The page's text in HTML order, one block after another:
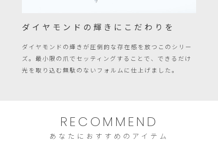
で
願
い
ま
す。
ダイヤモンドの輝きにこだわりを
ダイヤモンドの輝きが圧倒的な存在感を放つこのシリー
ズ。最小限の爪でセッティングすることで、できるだけ
光を取り込む無駄のないフォルムに仕上げました。
RECOMMEND
あなたにおすすめのアイテム